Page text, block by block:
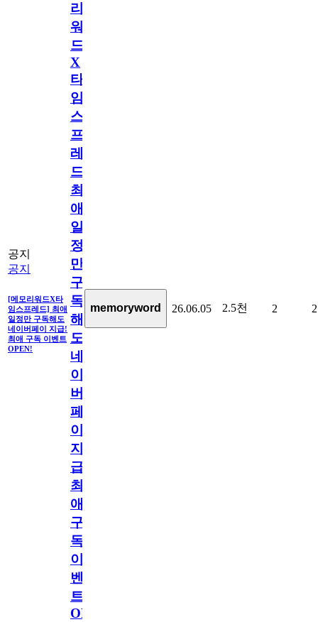
공지
공지
[메모리워드X타
임스프레드] 최애
일정만 구독해도
네이버페이 지급!
최애 구독 이벤트
OPEN!
리
워
드
X
타
임
스
프
레
드]
최
애
일
정
만
구
독
해
도
네
이
버
페
이
지
급!
최
애
구
독
이
벤
트
OPEN!
memoryword 26.06.05 2.5천 2 2